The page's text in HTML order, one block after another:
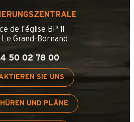
de l’église BP 11
Grand-Bornand
50 02 78 00
SIE UNS
UND PLÄNE